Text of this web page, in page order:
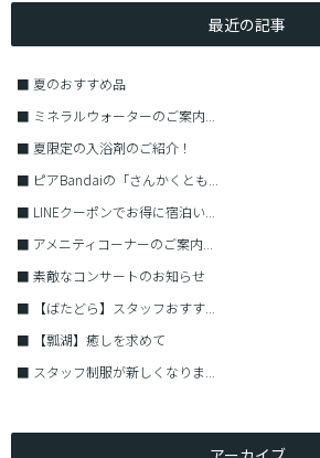
最近の記事
■ 夏のおすすめ品
■ ミネラルウォーターのご案内...
■ 夏限定の入浴剤のご紹介！
■ ピアBandaiの「さんかくとも...
■ LINEクーポンでお得に宿泊い...
■ アメニティコーナーのご案内...
■ 素敵なコンサートのお知らせ
■
【ばたどら】スタッフおすす...
■
【瓢湖】癒しを求めて
■ スタッフ制服が新しくなりま...